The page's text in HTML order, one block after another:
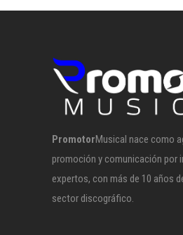
PromotorMusical nace como
promoción y comunicación por
expertos, con más de 10 años
sector discográfico.